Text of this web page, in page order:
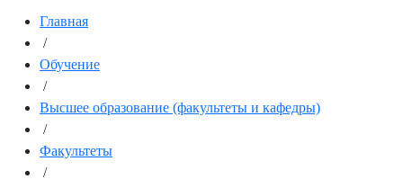
Главная
/
Обучение
/
Высшее образование (факультеты и кафедры)
/
Факультеты
/